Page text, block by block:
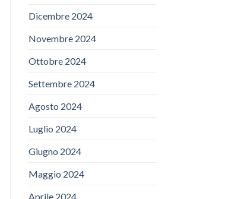
Dicembre 2024
Novembre 2024
Ottobre 2024
Settembre 2024
Agosto 2024
Luglio 2024
Giugno 2024
Maggio 2024
Aprile 2024